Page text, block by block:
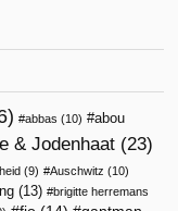
abbas (10)
abou
& Jodenhaat (23)
(9) Auschwitz (10)
(13)
brigitte herremans